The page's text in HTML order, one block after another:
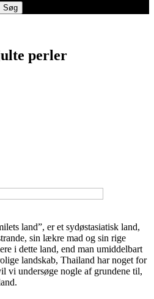
perler
land”, er et sydøstasiatisk land,
sin lækre mad og sin rige
i dette land, end man umiddelbart
landskab, Thailand har noget for
vi undersøge nogle af grundene til,